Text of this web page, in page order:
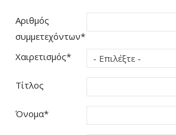
Αριθμός
συμμετεχόντων*
Χαιρετισμός*
Τίτλος
Όνομα*